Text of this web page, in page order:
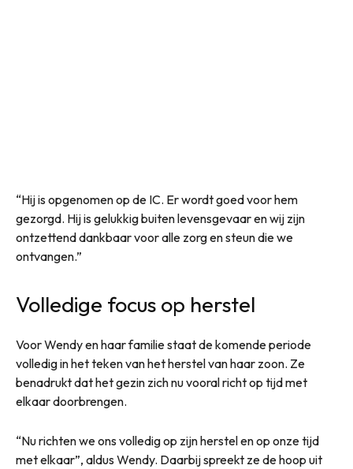
“Hij is opgenomen op de IC. Er wordt goed voor hem
gezorgd. Hij is gelukkig buiten levensgevaar en wij zijn
ontzettend dankbaar voor alle zorg en steun die we
ontvangen.”
Volledige focus op herstel
Voor Wendy en haar familie staat de komende periode
volledig in het teken van het herstel van haar zoon. Ze
benadrukt dat het gezin zich nu vooral richt op tijd met
elkaar doorbrengen.
“Nu richten we ons volledig op zijn herstel en op onze tijd
met elkaar”, aldus Wendy. Daarbij spreekt ze de hoop uit